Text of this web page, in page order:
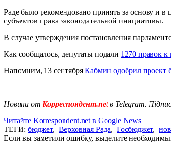
Раде было рекомендовано принять за основу и
субъектов права законодательной инициативы.
В случае утверждения постановления
Как сообщалось, депутаты подали 1270 правок к
Напомним, 13 сентября Кабмин одобрил проект
Новини от Корреспондент.netв Telegram.
Читайте Korrespondent.net в Google News
ТЕГИ: бюджет, Верховная Рада, Госбюджет,
Если вы заметили ошибку, выделите